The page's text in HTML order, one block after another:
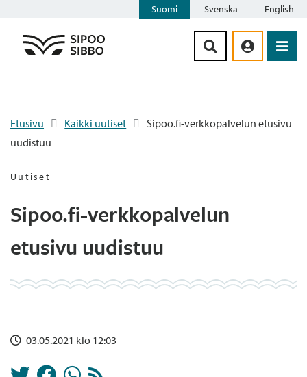
Suomi Svenska English
Etusivu Kaikki uutiset
Sipoo.fi-verkkopalvelun etusivu
uudistuu
Uutiset
Sipoo.fi-verkkopalvelun
etusivu uudistuu
03.05.2021 klo 12:03